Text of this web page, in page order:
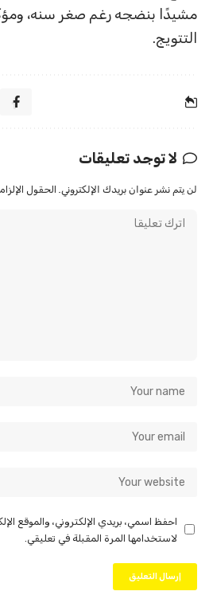
مشيدًا بنضجه رغم صغر سنه،
التتويج.
لا توجد تعليقات
لن يتم نشر عنوان بريدك الإلكتروني. الحقول
احفظ اسمي، بريدي الإلكتروني، والموقع
لاستخدامها المرة المقبلة في تعليقي.